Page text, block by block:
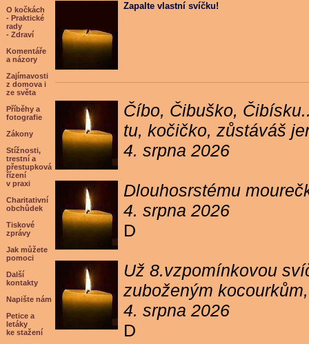
O kočkách
- Praktické
rady
- Zdraví
Komentáře
a názory
Zajímavosti
z domova i
ze světa
Příběhy a
fotografie
Zákony
Stížnosti,
trestní a
přestupková
řízení
v praxi
Charitativní
obchůdek
Tiskové
zprávy
Jak můžete
pomoci
Další
kontakty
Napište nám
Petice a
letáky
ke stažení
Zapalte vlastní svíčku!
Číbo, Čibuško,
tu, kočičko, zůstáváš
4. srpna 2026
Dlouhosrstému
4. srpna 2026
D
Už 8.vzpomínkovou
zuboženým
4. srpna 2026
D